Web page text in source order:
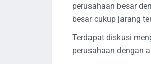
perusahaan besar
besar cukup jarang
Terdapat diskusi
perusahaan dengan